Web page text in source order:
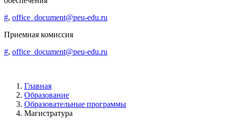
#, office_document@peu-edu.ru
Приемная комиссия
#, office_document@peu-edu.ru
Главная
Образование
Образовательные программы
Магистратура